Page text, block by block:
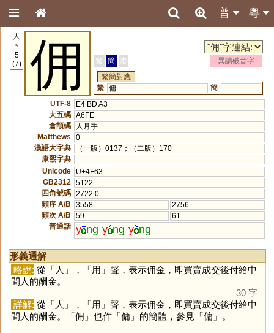
粵
普
人
9
5
(7)
佣 繁 簡 港
異讀破音字
繁簡對應
繁 傭
簡
UTF-8
E4 BD A3
大五碼 A6FE
倉頡碼
人月手
Matthews
0
漢語大字典
（一版）0137；（二版）170
康熙字典
Unicode
U+4F63
GB2312
5122
四角號碼 2722.0
頻序 A/B
3558
2756
頻次 A/B
59
61
普通話 y ng y ng y ng
形義通解
略說: 從「 人 」，「用 」聲，表示佣金，即買賣成交後付給中
間人的酬金。
30 字
詳解: 從「 人 」，「用 」聲，表示佣金，即買賣成交後付給中
間人的酬金。「佣 」也作「傭」的簡體，參見「傭」。